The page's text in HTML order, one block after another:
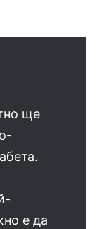
ще
е да